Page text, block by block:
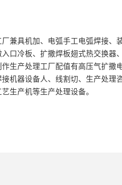
兼具机加、电弧手工电弧焊接、
口冷板、扩撒焊板翅式热交换器
生产处理工厂配值有高压气扩撒
机器设备人、线割切、生产处理
生产机等生产处理设备。